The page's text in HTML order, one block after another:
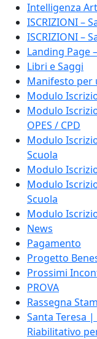
Intelligenza
ISCRIZIONI –
ISCRIZIONI –
Landing Page
Libri e Saggi
Manifesto per
Modulo
Modulo
OPES / CPD
Modulo
Scuola
Modulo
Modulo
Scuola
Modulo
News
Pagamento
Progetto
Prossimi
PROVA
Rassegna
Santa Teresa
Riabilitativo